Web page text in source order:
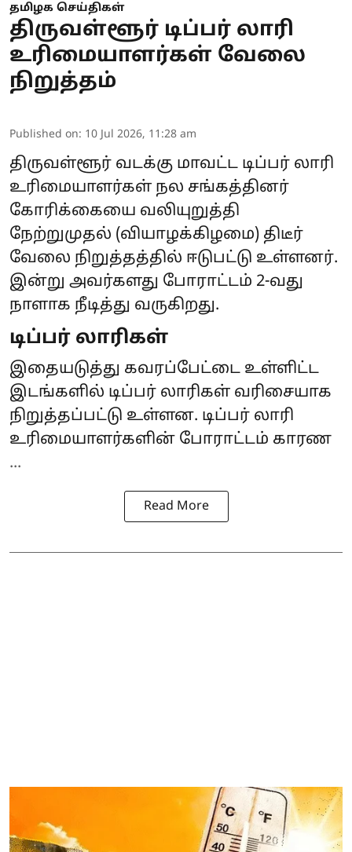
தமிழக செய்திகள்
திருவள்ளூர் டிப்பர் லாரி
உரிமையாளர்கள் வேலை
நிறுத்தம்
Published on: 10 Jul 2026, 11:28 am
திருவள்ளூர் வடக்கு மாவட்ட டிப்பர் லாரி
உரிமையாளர்கள் நல சங்கத்தினர்
கோரிக்கையை வலியுறுத்தி
நேற்றுமுதல் (வியாழக்கிழமை) திடீர்
வேலை நிறுத்தத்தில் ஈடுபட்டு உள்ளனர்.
இன்று அவர்களது போராட்டம் 2-வது
நாளாக நீடித்து வருகிறது.
டிப்பர் லாரிகள்
இதையடுத்து கவரப்பேட்டை உள்ளிட்ட
இடங்களில் டிப்பர் லாரிகள் வரிசையாக
நிறுத்தப்பட்டு உள்ளன. டிப்பர் லாரி
உரிமையாளர்களின் போராட்டம் காரண
...
Read More